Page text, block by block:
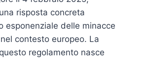
risposta concreta
esponenziale delle minacce
contesto europeo. La
regolamento nasce